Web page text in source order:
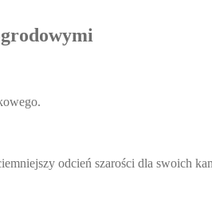
odcień szarości dla swoich